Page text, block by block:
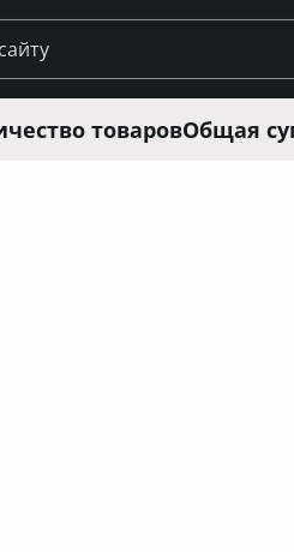
товаровОбщая